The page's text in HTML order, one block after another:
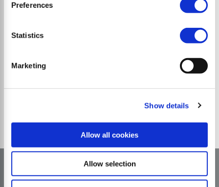
Preferences
Statistics
Marketing
Show details
Allow all cookies
Allow selection